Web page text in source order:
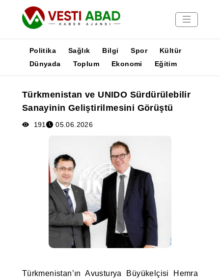
Yayınlar
Medya
Poster
Politika Sağlık Bilgi Spor
Kültür
Dünyada
Toplum Ekonomi Eğitim
Türkmenistan ve UNIDO Sürdürülebilir
Sanayinin Geliştirilmesini Görüştü
191 05.06.2026
Türkmenistan’ın Avusturya Büyükelçisi Hemra